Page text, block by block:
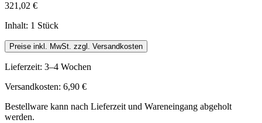
321,02 €
Inhalt: 1 Stück
Preise inkl. MwSt. zzgl. Versandkosten
Lieferzeit: 3–4 Wochen
Versandkosten: 6,90 €
Bestellware kann nach Lieferzeit und Wareneingang abgeholt
werden.